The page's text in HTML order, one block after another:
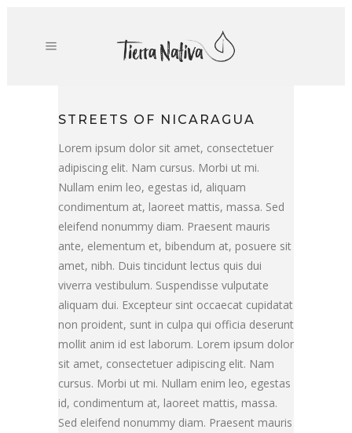
STREETS OF NICARAGUA
Lorem ipsum dolor sit amet, consectetuer
adipiscing elit. Nam cursus. Morbi ut mi.
Nullam enim leo, egestas id, aliquam
condimentum at, laoreet mattis, massa. Sed
eleifend nonummy diam. Praesent mauris
ante, elementum et, bibendum at, posuere sit
amet, nibh. Duis tincidunt lectus quis dui
viverra vestibulum. Suspendisse vulputate
aliquam dui. Excepteur sint occaecat cupidatat
non proident, sunt in culpa qui officia deserunt
mollit anim id est laborum. Lorem ipsum dolor
sit amet, consectetuer adipiscing elit. Nam
cursus. Morbi ut mi. Nullam enim leo, egestas
id, condimentum at, laoreet mattis, massa.
Sed eleifend nonummy diam. Praesent mauris